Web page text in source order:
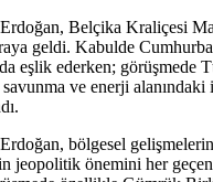
Belçika Kraliçesi
geldi. Kabulde
eşlik ederken; görüşmede
savunma ve enerji
bölgesel
önemini her geçen